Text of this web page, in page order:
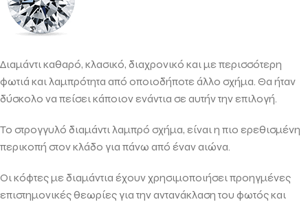
Διαμάντι καθαρό, κλασικό, διαχρονικό και με περισσότερη
φωτιά και λαμπρότητα από οποιοδήποτε άλλο σχήμα. Θα ήταν
δύσκολο να πείσει κάποιον ενάντια σε αυτήν την επιλογή.
Το στρογγυλό διαμάντι λαμπρό σχήμα, είναι η πιο ερεθισμένη
περικοπή στον κλάδο για πάνω από έναν αιώνα.
Οι κόφτες με διαμάντια έχουν χρησιμοποιήσει προηγμένες
επιστημονικές θεωρίες για την αντανάκλαση του φωτός και